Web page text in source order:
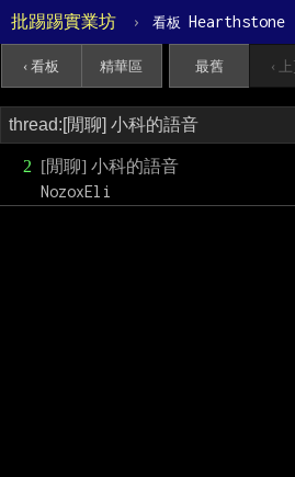
批踢踢實業坊 › 看板 Hearthstone
‹ 看板 精華區 最舊 ‹
2 [閒聊] 小科的語音
NozoxEli